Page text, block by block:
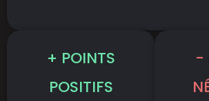
+ POINTS
POSITIFS
-